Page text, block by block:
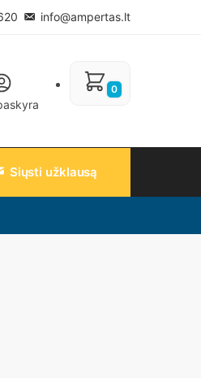
info@ampertas.lt
0
Siųsti užklausą